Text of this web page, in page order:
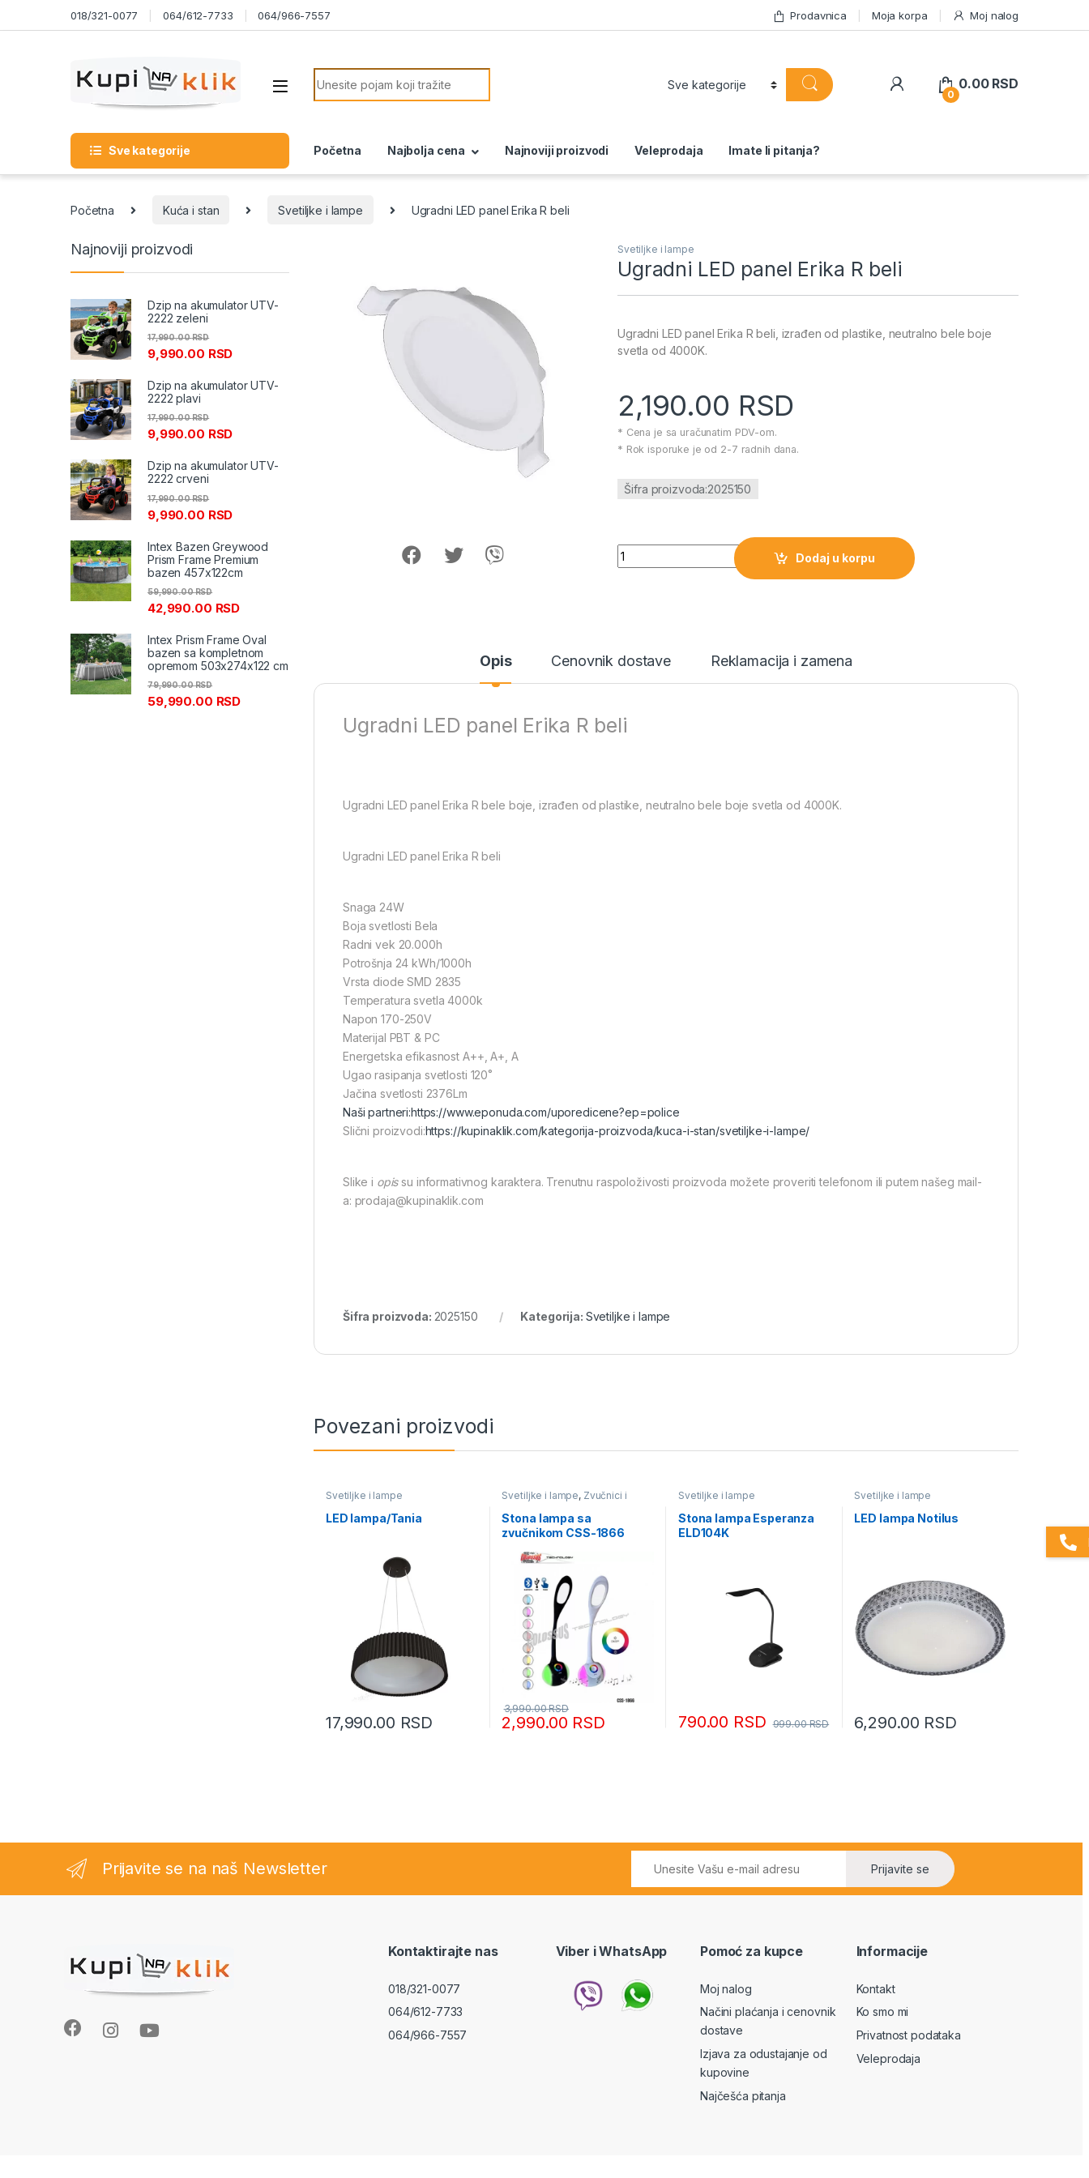
Skip to navigation018/321-0077 064/612-7733 064/966-7557 Prodavnica Moja korpa Moj nalog
Search for:
0
0.00 RSD
Sve kategorije Početna Najbolja cena Najnoviji proizvodi Veleprodaja Imate li pitanja?
Početna Kuća i stan Svetiljke i lampe Ugradni LED panel Erika R beli
Svetiljke i lampe
Ugradni LED panel Erika R beli
Ugradni LED panel Erika R beli, izrađen od plastike, neutralno bele boje
svetla od 4000K.
2,190.00 RSD
* Cena je sa uračunatim PDV-om.
* Rok isporuke je od 2-7 radnih dana.
Šifra proizvoda:2025150
Ugradni LED panel Erika R beli količina
Dodaj u korpu
Opis Cenovnik dostave Reklamacija i zamena
Ugradni LED panel Erika R beli
Ugradni LED panel Erika R bele boje, izrađen od plastike, neutralno bele boje svetla od 4000K.
Ugradni LED panel Erika R beli
Snaga 24W
Boja svetlosti Bela
Radni vek 20.000h
Potrošnja 24 kWh/1000h
Vrsta diode SMD 2835
Temperatura svetla 4000k
Napon 170-250V
Materijal PBT & PC
Energetska efikasnost A++, A+, A
Ugao rasipanja svetlosti 120˚
Jačina svetlosti 2376Lm
Naši partneri:https://www.eponuda.com/uporedicene?ep=police
Slični proizvodi:https://kupinaklik.com/kategorija-proizvoda/kuca-i-stan/svetiljke-i-lampe/
Slike i opissu informativnog karaktera. Trenutnu raspoloživosti proizvoda možete proveriti telefonom ili putem našeg mail-
a: prodaja@kupinaklik.com
Šifra proizvoda: 2025150 Kategorija: Svetiljke i lampe
Povezani proizvodi
Svetiljke i lampe
LED lampa/Tania
17,990.00 RSD
Svetiljke i lampe, Zvučnici i
karaoke
Stona lampa sa
zvučnikom CSS-1866
2,990.00 RSD
3,990.00RSD
Svetiljke i lampe
Stona lampa Esperanza
ELD104K
790.00 RSD 999.00RSD
Svetiljke i lampe
LED lampa Notilus
6,290.00 RSD
Najnoviji proizvodi
Dzip na akumulator UTV-
2222 zeleni
9,990.00 RSD
17,990.00RSD
Dzip na akumulator UTV-
2222 plavi
9,990.00 RSD
17,990.00RSD
Dzip na akumulator UTV-
2222 crveni
9,990.00 RSD
17,990.00RSD
Intex Bazen Greywood
Prism Frame Premium
bazen 457x122cm
42,990.00 RSD
59,990.00RSD
Intex Prism Frame Oval
bazen sa kompletnom
opremom 503x274x122 cm
59,990.00 RSD
79,990.00RSD
Prijavite se na naš Newsletter Prijavite se
Kontaktirajte nas
018/321-0077
064/612-7733
064/966-7557
Viber i WhatsApp Pomoć za kupce
Moj nalog
Načini plaćanja i cenovnik
dostave
Izjava za odustajanje od
kupovine
Najčešća pitanja
Informacije
Kontakt
Ko smo mi
Privatnost podataka
Veleprodaja